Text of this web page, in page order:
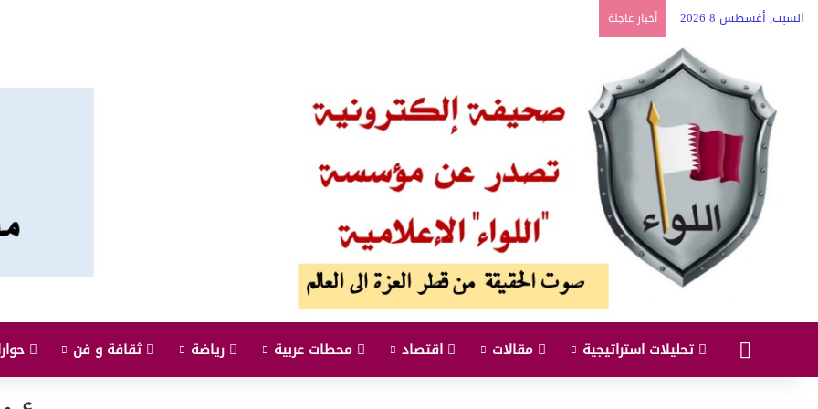
السبت, أغسطس 8 2026 أخبار عاجلة
البداية تحليلات استراتيجية مقالات اقتصاد محطات عربية رياضة ثقافة و فن